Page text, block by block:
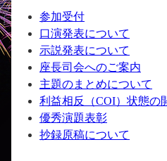
参加受付
口演発表について
示説発表について
座長司会へのご案内
主題のまとめについて
利益相反（COI）状態の
優秀演題表彰
抄録原稿について